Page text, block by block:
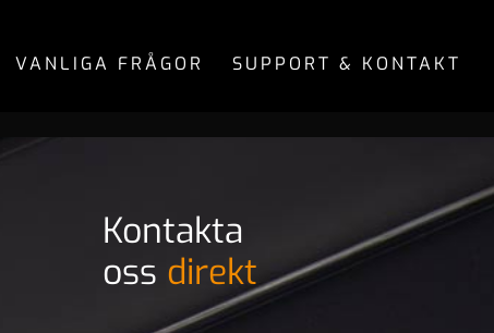
VANLIGA FRÅGOR SUPPORT & KONTAKT
Kontakta
oss direkt